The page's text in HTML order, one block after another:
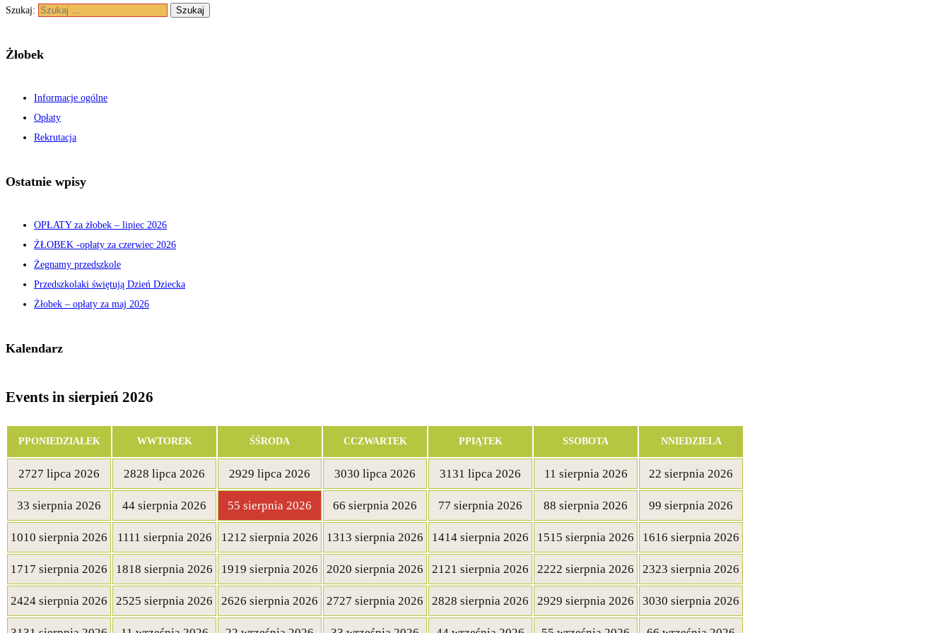
Szukaj:
Żłobek
Informacje ogólne
Opłaty
Rekrutacja
Ostatnie wpisy
OPŁATY za żłobek – lipiec 2026
ŻŁOBEK -opłaty za czerwiec 2026
Żegnamy przedszkole
Przedszkolaki świętują Dzień Dziecka
Żłobek – opłaty za maj 2026
Kalendarz
Events in sierpień 2026
PPONIEDZIAŁEK WWTOREK ŚŚRODA CCZWARTEK PPIĄTEK SSOBOTA NNIEDZIELA
2727 lipca 2026 2828 lipca 2026 2929 lipca 2026 3030 lipca 2026 3131 lipca 2026 11 sierpnia 2026 22 sierpnia 2026
33 sierpnia 2026 44 sierpnia 2026 55 sierpnia 2026 66 sierpnia 2026 77 sierpnia 2026 88 sierpnia 2026 99 sierpnia 2026
1010 sierpnia 2026 1111 sierpnia 2026 1212 sierpnia 2026 1313 sierpnia 2026 1414 sierpnia 2026 1515 sierpnia 2026 1616 sierpnia 2026
1717 sierpnia 2026 1818 sierpnia 2026 1919 sierpnia 2026 2020 sierpnia 2026 2121 sierpnia 2026 2222 sierpnia 2026 2323 sierpnia 2026
2424 sierpnia 2026 2525 sierpnia 2026 2626 sierpnia 2026 2727 sierpnia 2026 2828 sierpnia 2026 2929 sierpnia 2026 3030 sierpnia 2026